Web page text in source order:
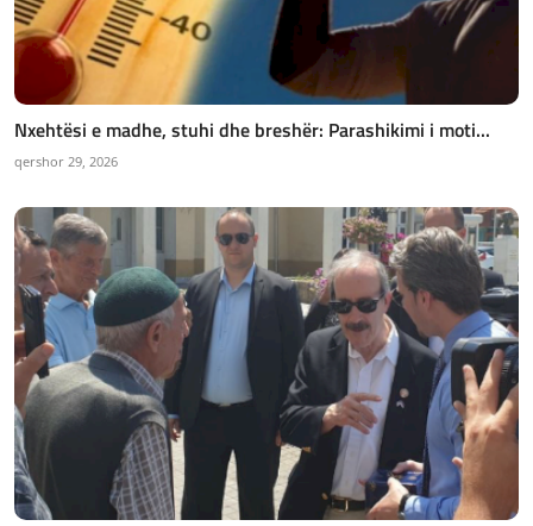
Nxehtësi e madhe, stuhi dhe breshër: Parashikimi i moti...
qershor 29, 2026